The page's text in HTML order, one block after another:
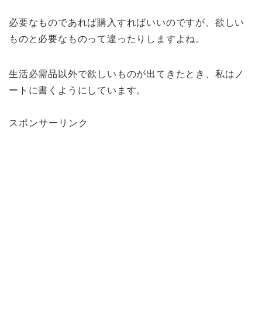
必要なものであれば購入すればいいのですが、欲しい
ものと必要なものって違ったりしますよね。
生活必需品以外で欲しいものが出てきたとき、私はノ
ートに書くようにしています。
スポンサーリンク